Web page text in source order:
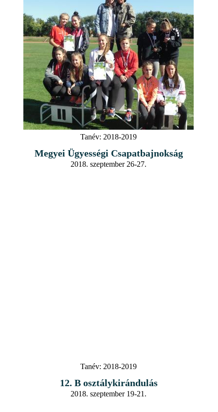
Tanév: 2018-2019
Megyei Ügyességi Csapatbajnokság
2018. szeptember 26-27.
Tanév: 2018-2019
12. B osztálykirándulás
2018. szeptember 19-21.